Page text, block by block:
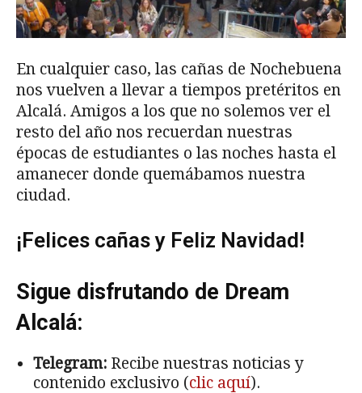
En cualquier caso, las cañas de Nochebuena
nos vuelven a llevar a tiempos pretéritos en
Alcalá. Amigos a los que no solemos ver el
resto del año nos recuerdan nuestras
épocas de estudiantes o las noches hasta el
amanecer donde quemábamos nuestra
ciudad.
¡Felices cañas y Feliz Navidad!
Sigue disfrutando de Dream
Alcalá:
Telegram: Recibe nuestras noticias y
contenido exclusivo (clic aquí).